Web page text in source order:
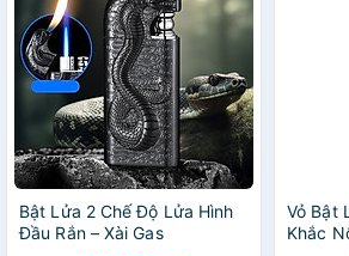
Bật Lửa 2 Chế Độ Lửa Hình
Đầu Rắn – Xài Gas
Vỏ Bật
Khắc